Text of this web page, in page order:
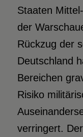
Staaten
der
Rückzug der
Deutschland
Bereichen
Risiko
verringert.